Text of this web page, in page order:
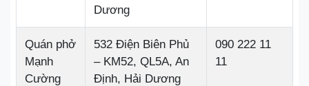
Dương
Quán phở
Mạnh
Cường
532 Điện Biên Phủ
– KM52, QL5A, An
Định, Hải Dương
090 222 11
11